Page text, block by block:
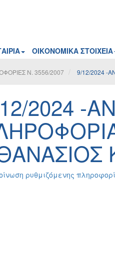
ΟΙΚΟΝΟΜΙΚΑ ΣΤΟΙΧΕΙΑ
Ν. 3556/2007 9/12/2024 -
2024 -
ρυθμιζόμενης